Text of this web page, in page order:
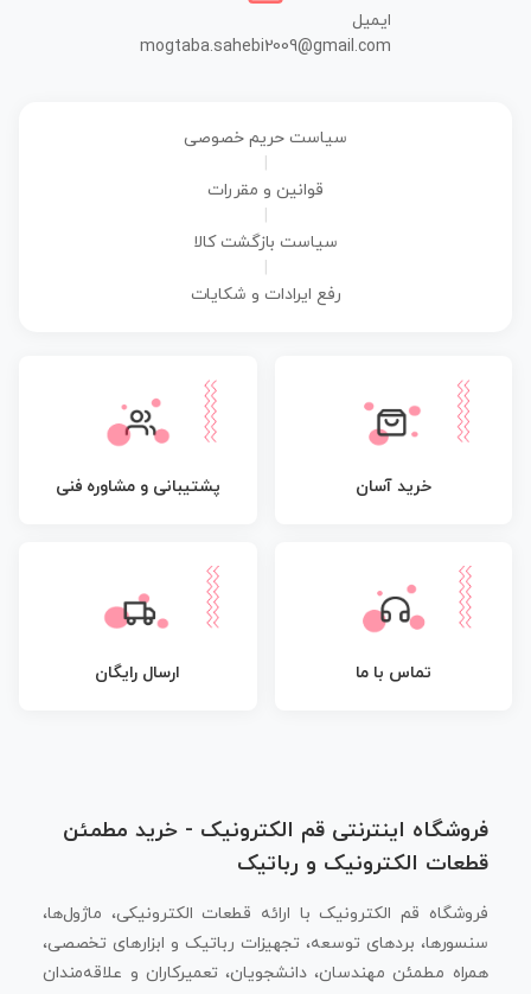
ایمیل
mogtaba.sahebi2009@gmail.com
سیاست حریم خصوصی
قوانین و مقررات
سیاست بازگشت کالا
رفع ایرادات و شکایات
خرید آسان پشتیبانی و مشاوره فنی
تماس با ما ارسال رایگان
فروشگاه اینترنتی قم الکترونیک - خرید مطمئن
قطعات الکترونیک و رباتیک
فروشگاه قم الکترونیک با ارائه قطعات الکترونیکی، ماژول‌ها،
سنسورها، بردهای توسعه، تجهیزات رباتیک و ابزارهای تخصصی،
همراه مطمئن مهندسان، دانشجویان، تعمیرکاران و علاقه‌مندان